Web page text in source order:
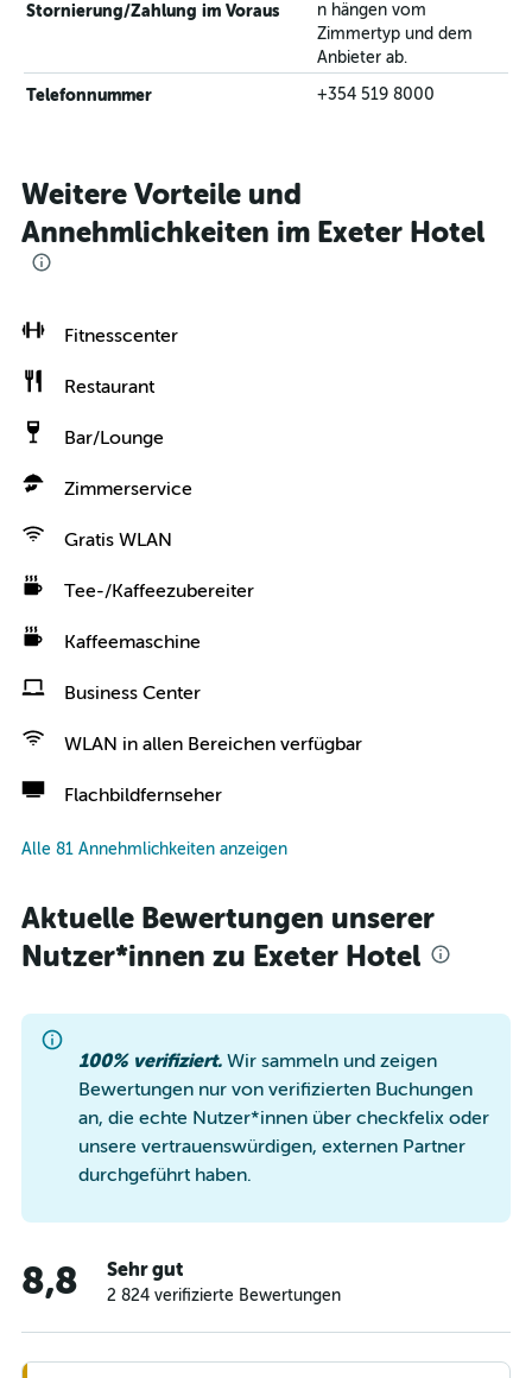
Stornierung/Zahlung im Voraus
n hängen vom
Zimmertyp und dem
Anbieter ab.
Telefonnummer +354 519 8000
Weitere Vorteile und
Annehmlichkeiten im Exeter Hotel
Fitnesscenter
Restaurant
Bar/Lounge
Zimmerservice
Gratis WLAN
Tee-/Kaffeezubereiter
Kaffeemaschine
Business Center
WLAN in allen Bereichen verfügbar
Flachbildfernseher
Alle 81 Annehmlichkeiten anzeigen
Aktuelle Bewertungen unserer
Nutzer*innen zu Exeter Hotel
100% verifiziert. Wir sammeln und zeigen
Bewertungen nur von verifizierten Buchungen
an, die echte Nutzer*innen über checkfelix oder
unsere vertrauenswürdigen, externen Partner
durchgeführt haben.
8,8 Sehr gut
2 824 verifizierte Bewertungen